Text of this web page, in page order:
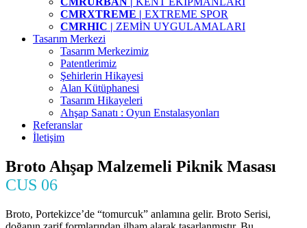
CMRXTREME | EXTREME SPOR
CMRHIC | ZEMİN UYGULAMALARI
Tasarım Merkezi
Tasarım Merkezimiz
Patentlerimiz
Şehirlerin Hikayesi
Alan Kütüphanesi
Tasarım Hikayeleri
Ahşap Sanatı : Oyun Enstalasyonları
Referanslar
İletişim
Broto Ahşap Malzemeli Piknik Masası
CUS 06
Broto, Portekizce’de “tomurcuk” anlamına gelir. Broto Serisi,